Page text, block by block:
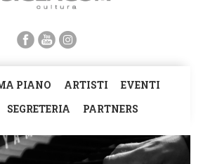
PIANO ARTISTI
EVENTI
SEGRETERIA PARTNERS